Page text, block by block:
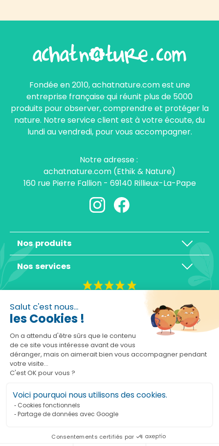
Salut c'est nous...
les Cookies !
On a attendu d'être sûrs que le contenu
de ce site vous intéresse avant de vous
déranger, mais on aimerait bien vous accompagner pendant
votre visite...
C'est OK pour vous ?
Voici pourquoi nous utilisons des cookies.
Cookies fonctionnels
Partage de données avec Google
Consentements certifiés parAjouter au panier
Fondée en 2010, achatnature.com est une
entreprise française qui réunit plus de 5000
produits pour observer, comprendre et protéger la
nature. Notre service client est à votre écoute, du
lundi au vendredi, pour vous accompagner.
Notre adresse :
achatnature.com (Ethik & Nature)
160 rue Pierre Fallion - 69140 Rillieux-La-Pape
Nos produits
Nos services
Marchand approuvé par la Société des Avis Garantis,